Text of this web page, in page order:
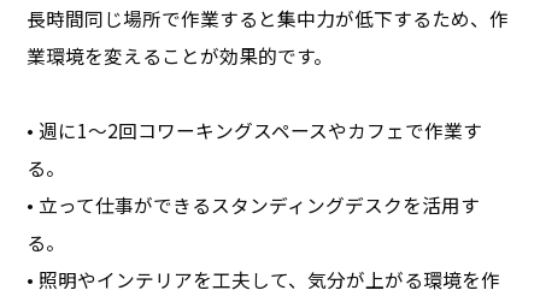
長時間同じ場所で作業すると集中力が低下するため、作
業環境を変えることが効果的です。
• 週に1〜2回コワーキングスペースやカフェで作業す
る。
• 立って仕事ができるスタンディングデスクを活用す
る。
• 照明やインテリアを工夫して、気分が上がる環境を作